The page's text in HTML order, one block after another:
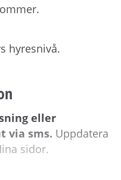
hyresnivå.
eller
via sms. Uppdatera
sidor.